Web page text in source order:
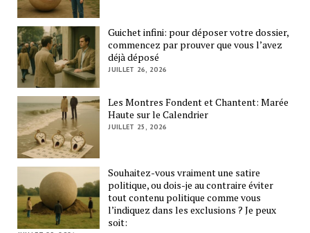
Guichet infini: pour déposer votre dossier,
commencez par prouver que vous l’avez
déjà déposé
JUILLET 26, 2026
Les Montres Fondent et Chantent: Marée
Haute sur le Calendrier
JUILLET 25, 2026
Souhaitez-vous vraiment une satire
politique, ou dois-je au contraire éviter
tout contenu politique comme vous
l’indiquez dans les exclusions ? Je peux
soit: